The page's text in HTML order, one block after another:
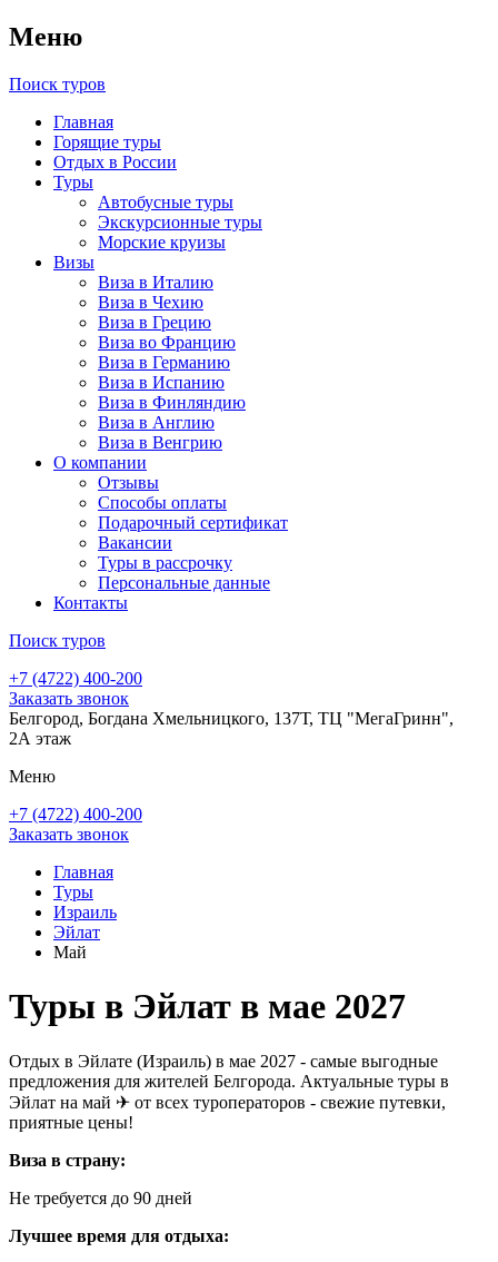
Меню
Поиск туров
Главная
Горящие туры
Отдых в России
Туры
Автобусные туры
Экскурсионные туры
Морские круизы
Визы
Виза в Италию
Виза в Чехию
Виза в Грецию
Виза во Францию
Виза в Германию
Виза в Испанию
Виза в Финляндию
Виза в Англию
Виза в Венгрию
О компании
Отзывы
Способы оплаты
Подарочный сертификат
Вакансии
Туры в рассрочку
Персональные данные
Контакты
Поиск туров
+7 (4722) 400-200
Заказать звонок
Белгород, Богдана Хмельницкого, 137Т, ТЦ "МегаГринн",
2А этаж
Меню
+7 (4722) 400-200
Заказать звонок
Главная
Туры
Израиль
Эйлат
Май
Туры в Эйлат в мае 2027
Отдых в Эйлате (Израиль) в мае 2027 - самые выгодные
предложения для жителей Белгорода. Актуальные туры в
Эйлат на май ✈ от всех туроператоров - свежие путевки,
приятные цены!
Виза в страну:
Не требуется до 90 дней
Лучшее время для отдыха: